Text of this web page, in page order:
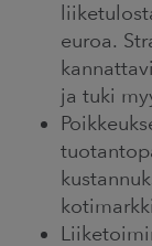
euroa.
ja tuki